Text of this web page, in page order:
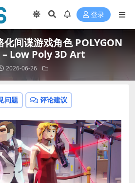
登录
间谍游戏角色 POLYGON
Low Poly 3D Art
2026-06-26
问题 评论建议